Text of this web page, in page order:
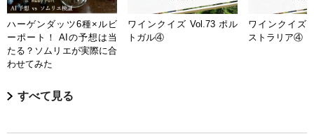
ハーゲンダッツ6種×ルビ
ーポート！ AIの予想は当
たる？ソムリエが実際に合
わせてみた
ワインクイズ Vol.73 ポル
トガル④
ワインクイズ
ストラリア④
すべて見る